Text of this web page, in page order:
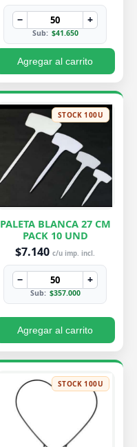
− +
Sub: $41.650
Agregar al carrito
STOCK 100U
PALETA BLANCA 27 CM
PACK 10 UND
$7.140 c/u imp. incl.
− +
Sub: $357.000
Agregar al carrito
STOCK 100U